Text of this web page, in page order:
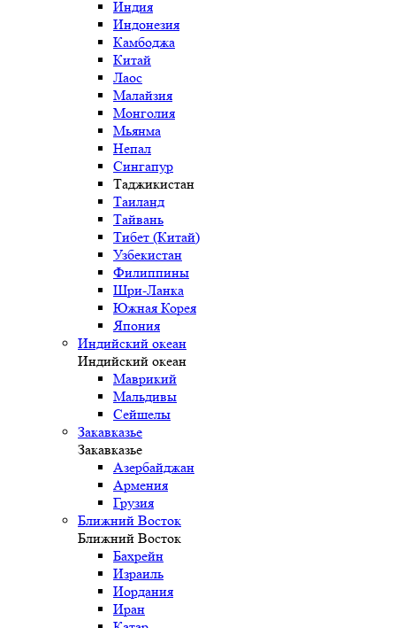
Индия
Индонезия
Камбоджа
Китай
Лаос
Малайзия
Монголия
Мьянма
Непал
Сингапур
Таджикистан
Таиланд
Тайвань
Тибет (Китай)
Узбекистан
Филиппины
Шри-Ланка
Южная Корея
Япония
Индийский океан
Индийский океан
Маврикий
Мальдивы
Сейшелы
Закавказье
Закавказье
Азербайджан
Армения
Грузия
Ближний Восток
Ближний Восток
Бахрейн
Израиль
Иордания
Иран